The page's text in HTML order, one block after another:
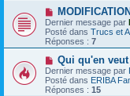
a
g
e
a
u
m
e
s
s
g
e
N
o
u
v
e
a
u
m
e
Dernier message par
Posté dans Trucs et
Réponses : 7
N
o
u
v
Qui qu'en veut
Dernier message par
Posté dans ERIBA
Réponses : 15